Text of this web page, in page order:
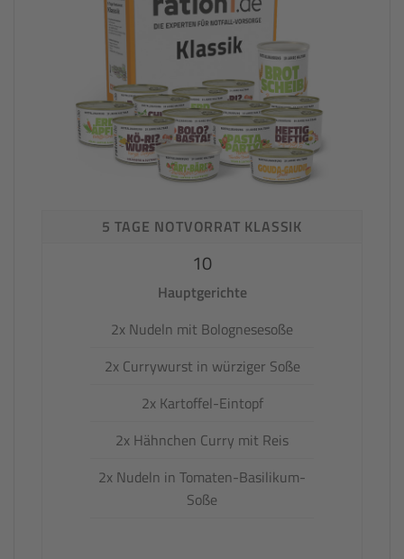
5 TAGE NOTVORRAT KLASSIK
10
Hauptgerichte
2x Nudeln mit Bolognesesoße
2x Currywurst in würziger Soße
2x Kartoffel-Eintopf
2x Hähnchen Curry mit Reis
2x Nudeln in Tomaten-Basilikum-
Soße